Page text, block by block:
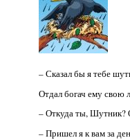
– Сказал бы я тебе
Отдал богач ему свою
– Откуда ты, Шутник?
– Пришел я к вам за